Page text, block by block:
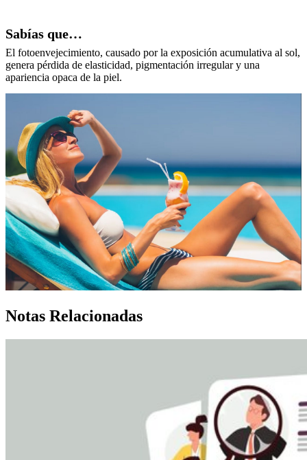
Sabías que…
El fotoenvejecimiento, causado por la exposición acumulativa al sol,
genera pérdida de elasticidad, pigmentación irregular y una
apariencia opaca de la piel.
Notas Relacionadas